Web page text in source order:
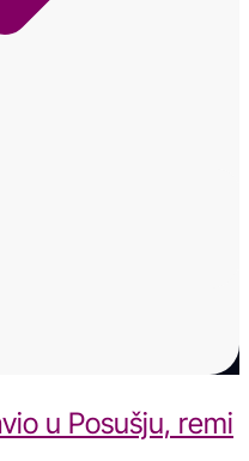
u Posušju, remi